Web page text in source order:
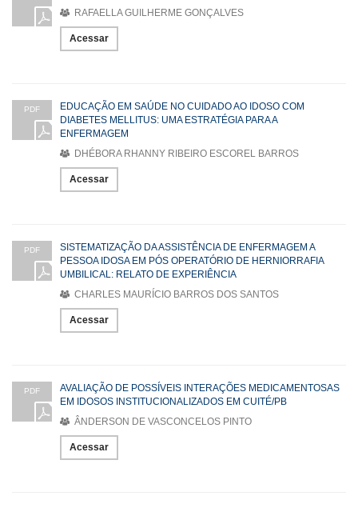
RAFAELLA GUILHERME GONÇALVES
Acessar
PDF
EDUCAÇÃO EM SAÚDE NO CUIDADO AO IDOSO COM
DIABETES MELLITUS: UMA ESTRATÉGIA PARA A
ENFERMAGEM
DHÉBORA RHANNY RIBEIRO ESCOREL BARROS
Acessar
PDF
SISTEMATIZAÇÃO DA ASSISTÊNCIA DE ENFERMAGEM A
PESSOA IDOSA EM PÓS OPERATÓRIO DE HERNIORRAFIA
UMBILICAL: RELATO DE EXPERIÊNCIA
CHARLES MAURÍCIO BARROS DOS SANTOS
Acessar
PDF
AVALIAÇÃO DE POSSÍVEIS INTERAÇÕES MEDICAMENTOSAS
EM IDOSOS INSTITUCIONALIZADOS EM CUITÉ/PB
ÂNDERSON DE VASCONCELOS PINTO
Acessar